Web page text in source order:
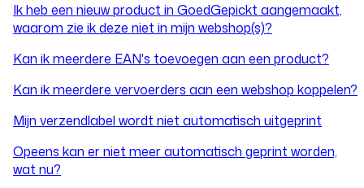
Ik heb een nieuw product in GoedGepickt aangemaakt,
waarom zie ik deze niet in mijn webshop(s)?
Kan ik meerdere EAN's toevoegen aan een product?
Kan ik meerdere vervoerders aan een webshop koppelen?
Mijn verzendlabel wordt niet automatisch uitgeprint
Opeens kan er niet meer automatisch geprint worden,
wat nu?